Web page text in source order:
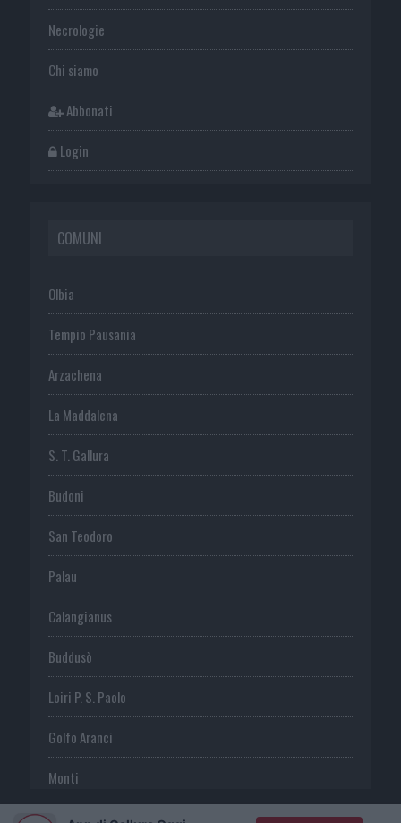
Necrologie
Chi siamo
Abbonati
Login
COMUNI
Olbia
Tempio Pausania
Arzachena
La Maddalena
S. T. Gallura
Budoni
San Teodoro
Palau
Calangianus
Buddusò
Loiri P. S. Paolo
Golfo Aranci
Monti
Telti